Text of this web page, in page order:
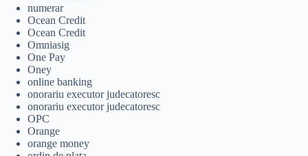
numerar
Ocean Credit
Ocean Credit
Omniasig
One Pay
Oney
online banking
onorariu executor judecatoresc
onorariu executor judecatoresc
OPC
Orange
orange money